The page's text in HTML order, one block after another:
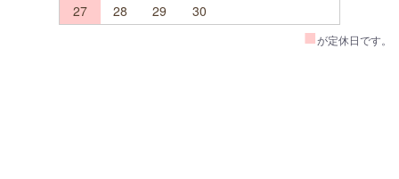
27
28 29 30
■が定休日です。